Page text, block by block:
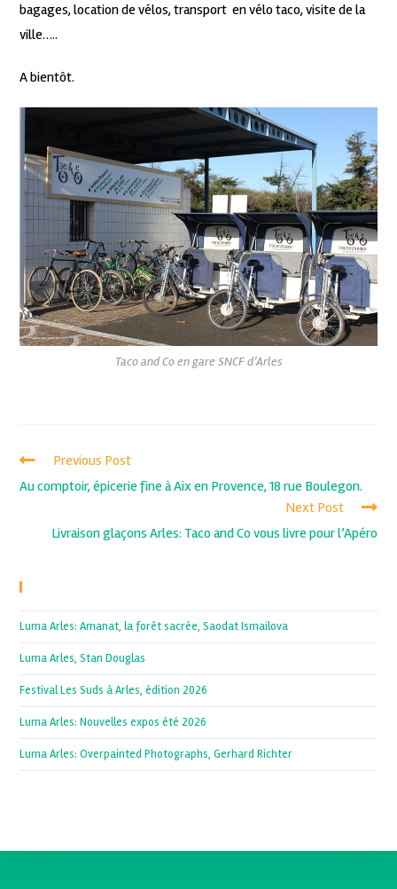
bagages, location de vélos, transport en vélo taco, visite de la
ville…..
A bientôt.
Taco and Co en gare SNCF d’Arles
Previous Post
Au comptoir, épicerie fine à Aix en Provence, 18 rue Boulegon.
Next Post
Livraison glaçons Arles: Taco and Co vous livre pour l’Apéro
Luma Arles: Amanat, la forêt sacrée, Saodat Ismailova
Luma Arles, Stan Douglas
Festival Les Suds à Arles, édition 2026
Luma Arles: Nouvelles expos été 2026
Luma Arles: Overpainted Photographs, Gerhard Richter